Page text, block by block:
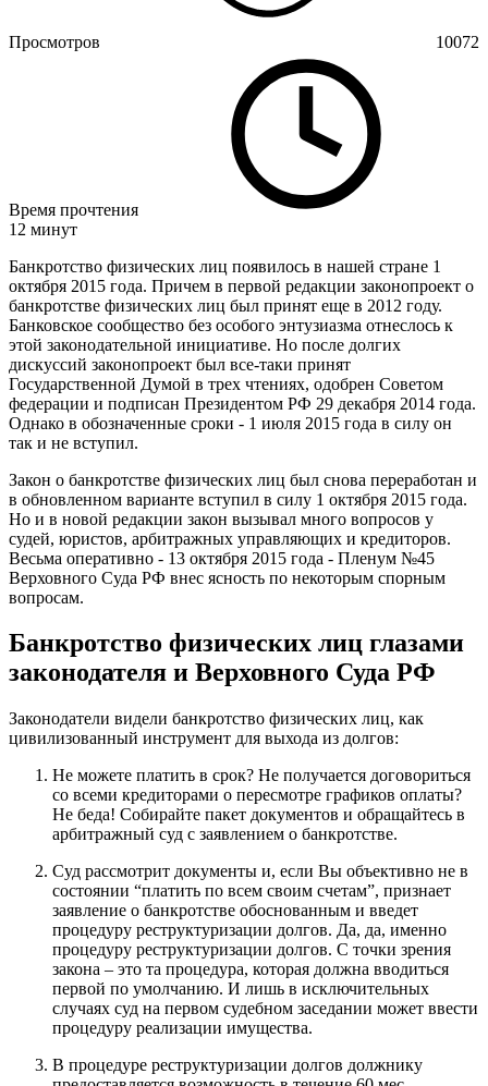
Просмотров 10072
Время прочтения
12 минут
Банкротство физических лиц появилось в нашей стране 1
октября 2015 года. Причем в первой редакции законопроект о
банкротстве физических лиц был принят еще в 2012 году.
Банковское сообщество без особого энтузиазма отнеслось к
этой законодательной инициативе. Но после долгих
дискуссий законопроект был все-таки принят
Государственной Думой в трех чтениях, одобрен Советом
федерации и подписан Президентом РФ 29 декабря 2014 года.
Однако в обозначенные сроки - 1 июля 2015 года в силу он
так и не вступил.
Закон о банкротстве физических лиц был снова переработан и
в обновленном варианте вступил в силу 1 октября 2015 года.
Но и в новой редакции закон вызывал много вопросов у
судей, юристов, арбитражных управляющих и кредиторов.
Весьма оперативно - 13 октября 2015 года - Пленум №45
Верховного Суда РФ внес ясность по некоторым спорным
вопросам.
Банкротство физических лиц глазами
законодателя и Верховного Суда РФ
Законодатели видели банкротство физических лиц, как
цивилизованный инструмент для выхода из долгов:
Не можете платить в срок? Не получается договориться
со всеми кредиторами о пересмотре графиков оплаты?
Не беда! Собирайте пакет документов и обращайтесь в
арбитражный суд с заявлением о банкротстве.
Суд рассмотрит документы и, если Вы объективно не в
состоянии “платить по всем своим счетам”, признает
заявление о банкротстве обоснованным и введет
процедуру реструктуризации долгов. Да, да, именно
процедуру реструктуризации долгов. С точки зрения
закона – это та процедура, которая должна вводиться
первой по умолчанию. И лишь в исключительных
случаях суд на первом судебном заседании может ввести
процедуру реализации имущества.
В процедуре реструктуризации долгов должнику